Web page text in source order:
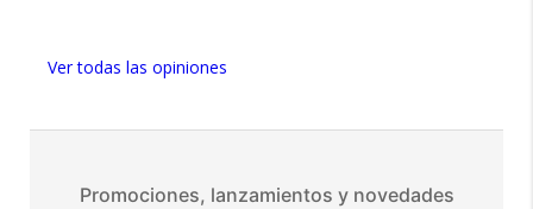
Ver todas las opinionespositivos en todos nuestros
Seguro de cobertura en tus
Garantía oficial y directa con
Promociones, lanzamientos y novedades